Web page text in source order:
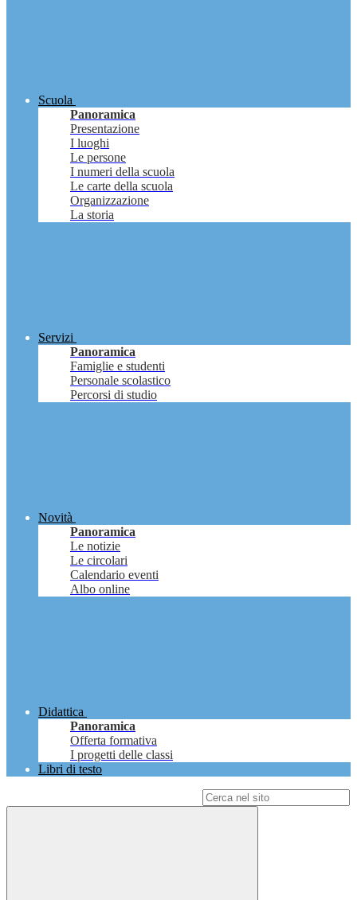
Scuola
Panoramica
Presentazione
I luoghi
Le persone
I numeri della scuola
Le carte della scuola
Organizzazione
La storia
Servizi
Panoramica
Famiglie e studenti
Personale scolastico
Percorsi di studio
Novità
Panoramica
Le notizie
Le circolari
Calendario eventi
Albo online
Didattica
Panoramica
Offerta formativa
I progetti delle classi
Libri di testo